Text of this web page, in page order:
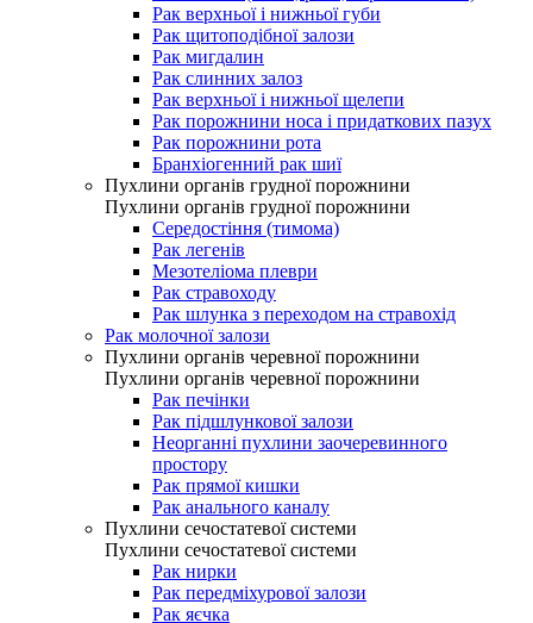
Рак верхньої і нижньої губи
Рак щитоподібної залози
Рак мигдалин
Рак слинних залоз
Рак верхньої і нижньої щелепи
Рак порожнини носа і придаткових пазух
Рак порожнини рота
Бранхіогенний рак шиї
Пухлини органів грудної порожнини
Пухлини органів грудної порожнини
Середостіння (тимома)
Рак легенів
Мезотеліома плеври
Рак стравоходу
Рак шлунка з переходом на стравохід
Рак молочної залози
Пухлини органів черевної порожнини
Пухлини органів черевної порожнини
Рак печінки
Рак підшлункової залози
Неорганні пухлини заочеревинного
простору
Рак прямої кишки
Рак анального каналу
Пухлини сечостатевої системи
Пухлини сечостатевої системи
Рак нирки
Рак передміхурової залози
Рак яєчка